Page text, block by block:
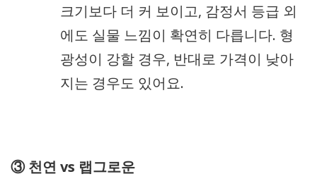
크기보다 더 커 보이고, 감정서 등급 외
에도 실물 느낌이 확연히 다릅니다. 형
광성이 강할 경우, 반대로 가격이 낮아
지는 경우도 있어요.
③ 천연 vs 랩그로운